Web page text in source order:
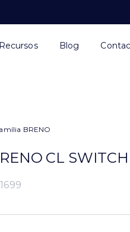
Recursos Blog
BRENO
CL